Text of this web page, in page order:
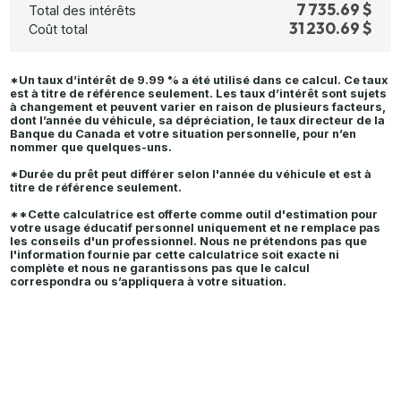
Total des intérêts 7 735.69 $
Coût total 31 230.69 $